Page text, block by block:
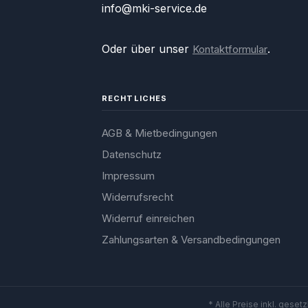
Effizienz bei der Sanierung von
info@mki-service.de
Oder über unser Kontaktformular.
RECHTLICHES
AGB & Mietbedingungen
Datenschutz
Impressum
Widerrufsrecht
Widerruf einreichen
Zahlungsarten & Versandbedingungen
* Alle Preise inkl.